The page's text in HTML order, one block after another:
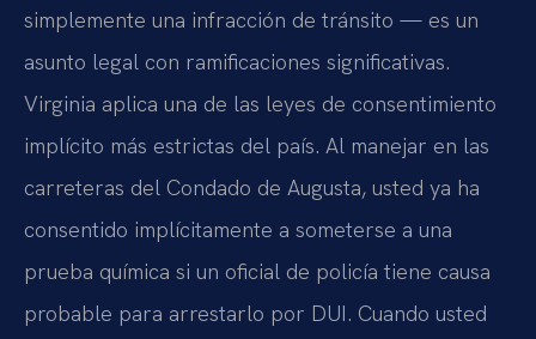
simplemente una infracción de tránsito — es un
asunto legal con ramificaciones significativas.
Virginia aplica una de las leyes de consentimiento
implícito más estrictas del país. Al manejar en las
carreteras del Condado de Augusta, usted ya ha
consentido implícitamente a someterse a una
prueba química si un oficial de policía tiene causa
probable para arrestarlo por DUI. Cuando usted